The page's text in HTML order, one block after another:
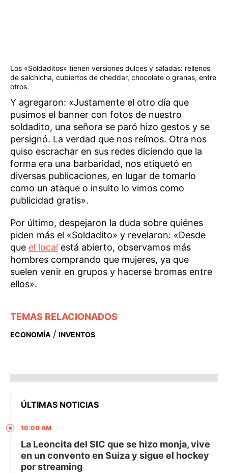
Los «Soldaditos» tienen versiones dulces y saladas: rellenos
de salchicha, cubiertos de cheddar, chocolate o granas, entre
otros.
Y agregaron: «Justamente el otro día que
pusimos el banner con fotos de nuestro
soldadito, una señora se paró hizo gestos y se
persignó. La verdad que nos reímos. Otra nos
quiso escrachar en sus redes diciendo que la
forma era una barbaridad, nos etiquetó en
diversas publicaciones, en lugar de tomarlo
como un ataque o insulto lo vimos como
publicidad gratis».
Por último, despejaron la duda sobre quiénes
piden más el «Soldadito» y revelaron: «Desde
que el local está abierto, observamos más
hombres comprando que mujeres, ya que
suelen venir en grupos y hacerse bromas entre
ellos».
TEMAS RELACIONADOS
ECONOMÍA / INVENTOS
ÚLTIMAS NOTICIAS
10:00 AM
La Leoncita del SIC que se hizo monja, vive
en un convento en Suiza y sigue el hockey
por streaming